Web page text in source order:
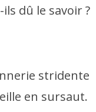
dû le savoir ?
stridente
en sursaut.